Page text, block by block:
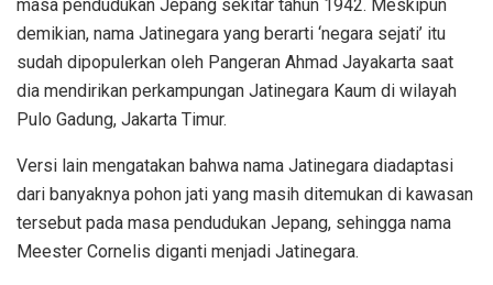
masa pendudukan Jepang sekitar tahun 1942. Meskipun
demikian, nama Jatinegara yang berarti ‘negara sejati’ itu
sudah dipopulerkan oleh Pangeran Ahmad Jayakarta saat
dia mendirikan perkampungan Jatinegara Kaum di wilayah
Pulo Gadung, Jakarta Timur.
Versi lain mengatakan bahwa nama Jatinegara diadaptasi
dari banyaknya pohon jati yang masih ditemukan di kawasan
tersebut pada masa pendudukan Jepang, sehingga nama
Meester Cornelis diganti menjadi Jatinegara.